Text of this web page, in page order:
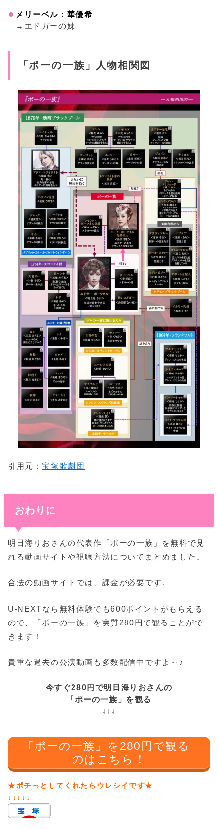
メリーベル：華優希
→エドガーの妹
「ポーの一族」人物相関図
引用元：宝塚歌劇団
おわりに
明日海りおさんの代表作「ポーの一族」を無料で見
れる動画サイトや視聴方法についてまとめました。
合法の動画サイトでは、課金が必要です。
U-NEXTなら無料体験でも600ポイントがもらえる
ので、「ポーの一族」を実質280円で観ることがで
きます！
貴重な過去の公演動画も多数配信中ですよ～♪
今すぐ280円で明日海りおさんの
「ポーの一族」を観る
↓↓↓
｢ポーの一族」を280円で観る
のはこちら！
★ポチっとしてくれたらウレシイです★
↓↓↓↓↓